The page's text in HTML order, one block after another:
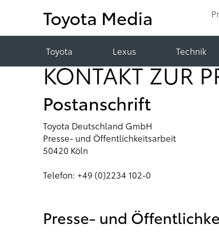
Toyota Media
Toyota Lexus Technik
KONTAKT ZUR
Postanschrift
Toyota Deutschland GmbH
Presse- und Öffentlichkeitsarbeit
50420 Köln
Telefon: +49 (0)2234 102-0
Presse- und